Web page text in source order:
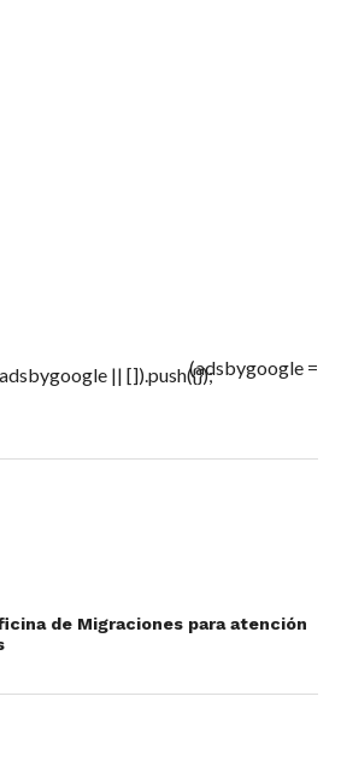
(adsbygoogle =
|| []).push({});
de Migraciones para atención